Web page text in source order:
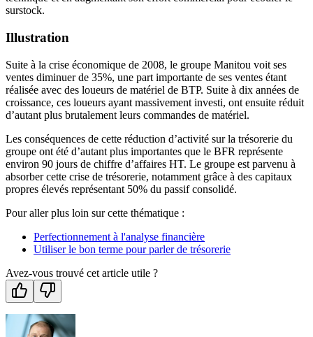
surstock.
Illustration
Suite à la crise économique de 2008, le groupe Manitou voit ses
ventes diminuer de 35%, une part importante de ses ventes étant
réalisée avec des loueurs de matériel de BTP. Suite à dix années de
croissance, ces loueurs ayant massivement investi, ont ensuite réduit
d’autant plus brutalement leurs commandes de matériel.
Les conséquences de cette réduction d’activité sur la trésorerie du
groupe ont été d’autant plus importantes que le BFR représente
environ 90 jours de chiffre d’affaires HT. Le groupe est parvenu à
absorber cette crise de trésorerie, notamment grâce à des capitaux
propres élevés représentant 50% du passif consolidé.
Pour aller plus loin sur cette thématique :
Perfectionnement à l'analyse financière
Utiliser le bon terme pour parler de trésorerie
Avez-vous trouvé cet article utile ?